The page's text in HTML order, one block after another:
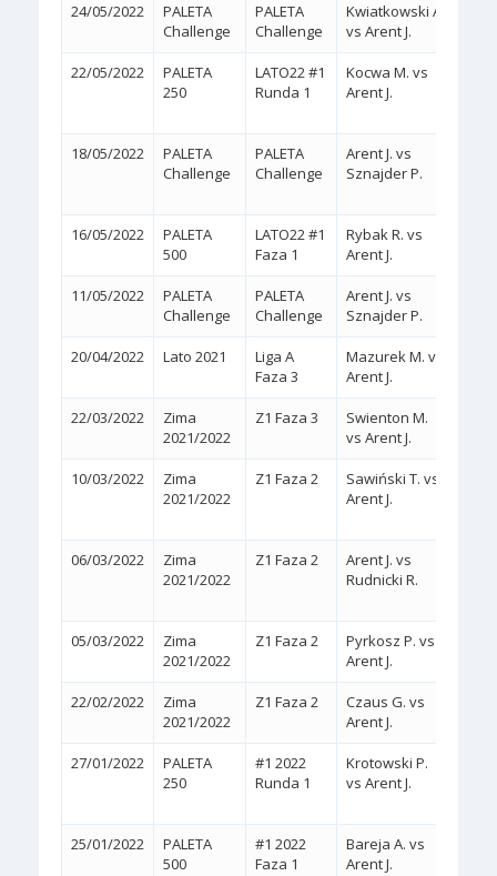
24/05/2022
PALETA
Challenge
PALETA
Challenge
Kwiatkowski A.
vs Arent J.
22/05/2022
PALETA
250
LATO22 #1
Runda 1
Kocwa M. vs
Arent J.
18/05/2022
PALETA
Challenge
PALETA
Challenge
Arent J. vs
Sznajder P.
16/05/2022
PALETA
500
LATO22 #1
Faza 1
Rybak R. vs
Arent J.
11/05/2022
PALETA
Challenge
PALETA
Challenge
Arent J. vs
Sznajder P.
20/04/2022 Lato 2021
Liga A
Faza 3
Mazurek M. vs
Arent J.
22/03/2022
Zima
2021/2022
Z1 Faza 3
Swienton M.
vs Arent J.
10/03/2022
Zima
2021/2022
Z1 Faza 2
Sawiński T. vs
Arent J.
06/03/2022
Zima
2021/2022
Z1 Faza 2
Arent J. vs
Rudnicki R.
05/03/2022
Zima
2021/2022
Z1 Faza 2
Pyrkosz P. vs
Arent J.
22/02/2022
Zima
2021/2022
Z1 Faza 2
Czaus G. vs
Arent J.
27/01/2022
PALETA
250
#1 2022
Runda 1
Krotowski P.
vs Arent J.
25/01/2022
PALETA
500
#1 2022
Faza 1
Bareja A. vs
Arent J.